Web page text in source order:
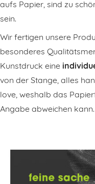
aufs Papier, sind zu
sein.
Wir fertigen unsere
besonderes
Kunstdruck eine
von der Stange, alles
love, weshalb das
Angabe abweichen kann.